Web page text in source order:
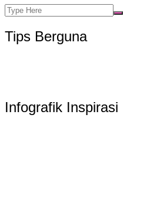
Tips Berguna
Infografik Inspirasi